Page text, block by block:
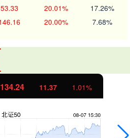
53.33 20.01% 17.26%
20.00% 7.68%
11.37 1.01%